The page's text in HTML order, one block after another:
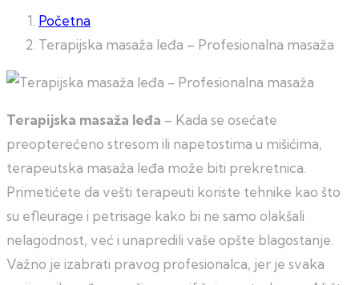
Početna
Terapijska masaža leđa – Profesionalna masaža
Terapijska masaža leđa – Kada se osećate
preopterećeno stresom ili napetostima u mišićima,
terapeutska masaža leđa može biti prekretnica.
Primetićete da vešti terapeuti koriste tehnike kao što
su efleurage i petrisage kako bi ne samo olakšali
nelagodnost, već i unapredili vaše opšte blagostanje.
Važno je izabrati pravog profesionalca, jer je svaka